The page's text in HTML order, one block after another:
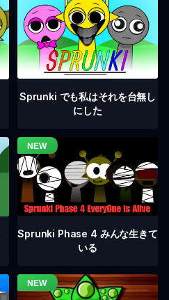
Sprunki でも私はそれを台無し
にした
Sprunki Phase 4 みんな生きて
いる